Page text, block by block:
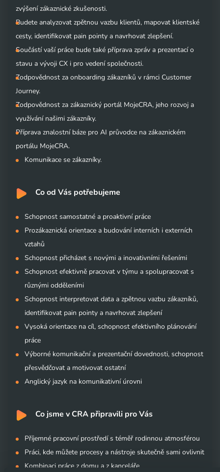
zvýšení zákaznické zkušenosti.
Budete analyzovat zpětnou vazbu klientů, mapovat klientské
cesty, identifikovat pain pointy a navrhovat zlepšení.
Součástí vaší práce bude také příprava zpráv a prezentací o
stavu a vývoji CX i pro vedení společnosti.
Zodpovědnost za onboarding zákazníků v rámci Customer
Journey.
Zodpovědnost za zákaznický portál MojeCRA, jeho rozvoj a
využívání našimi zákazníky.
Příprava znalostní báze pro AI průvodce na zákaznickém
portálu MojeCRA.
Komunikace se zákazníky.
Co od Vás potřebujeme
Schopnost samostatné a proaktivní práce
Prozákaznická orientace a budování interních i externích
vztahů
Schopnost přicházet s novými a inovativními řešeními
Schopnost efektivně pracovat v týmu a spolupracovat s
různými odděleními
Schopnost interpretovat data a zpětnou vazbu zákazníků,
identifikovat pain pointy a navrhovat zlepšení
Vysoká orientace na cíl, schopnost efektivního plánování
práce
Výborné komunikační a prezentační dovednosti, schopnost
přesvědčovat a motivovat ostatní
Anglický jazyk na komunikativní úrovni
Co jsme v CRA připravili pro Vás
Příjemné pracovní prostředí s téměř rodinnou atmosférou
Práci, kde můžete procesy a nástroje skutečně sami ovlivnit
Kombinaci práce z domu a z kanceláře